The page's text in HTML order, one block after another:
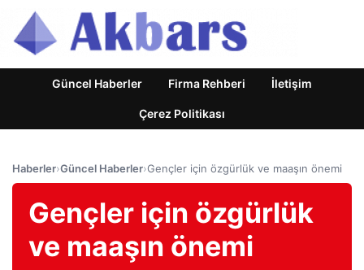
Güncel Haberler Firma Rehberi İletişim
Çerez Politikası
Haberler›Güncel Haberler›Gençler için özgürlük ve maaşın önemi
Gençler için özgürlük
ve maaşın önemi